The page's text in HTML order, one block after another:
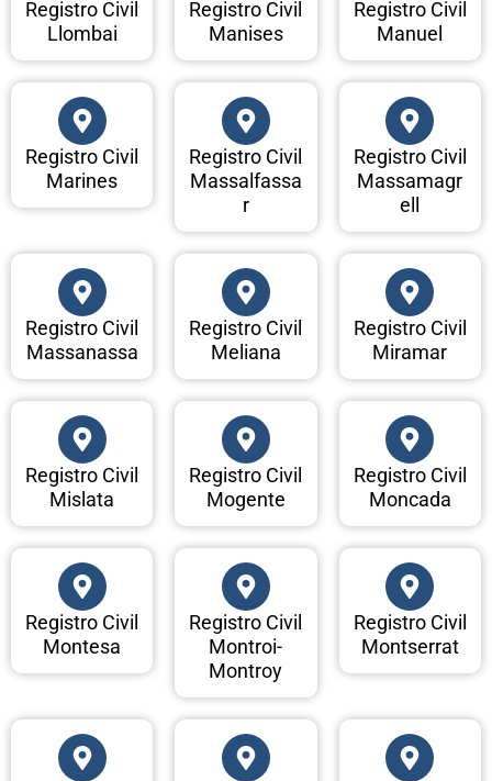
Registro Civil
Llombai
Registro Civil
Manises
Registro Civil
Manuel
Registro Civil
Marines
Registro Civil
Massalfassa
r
Registro Civil
Massamagr
ell
Registro Civil
Massanassa
Registro Civil
Meliana
Registro Civil
Miramar
Registro Civil
Mislata
Registro Civil
Mogente
Registro Civil
Moncada
Registro Civil
Montesa
Registro Civil
Montroi-
Montroy
Registro Civil
Montserrat